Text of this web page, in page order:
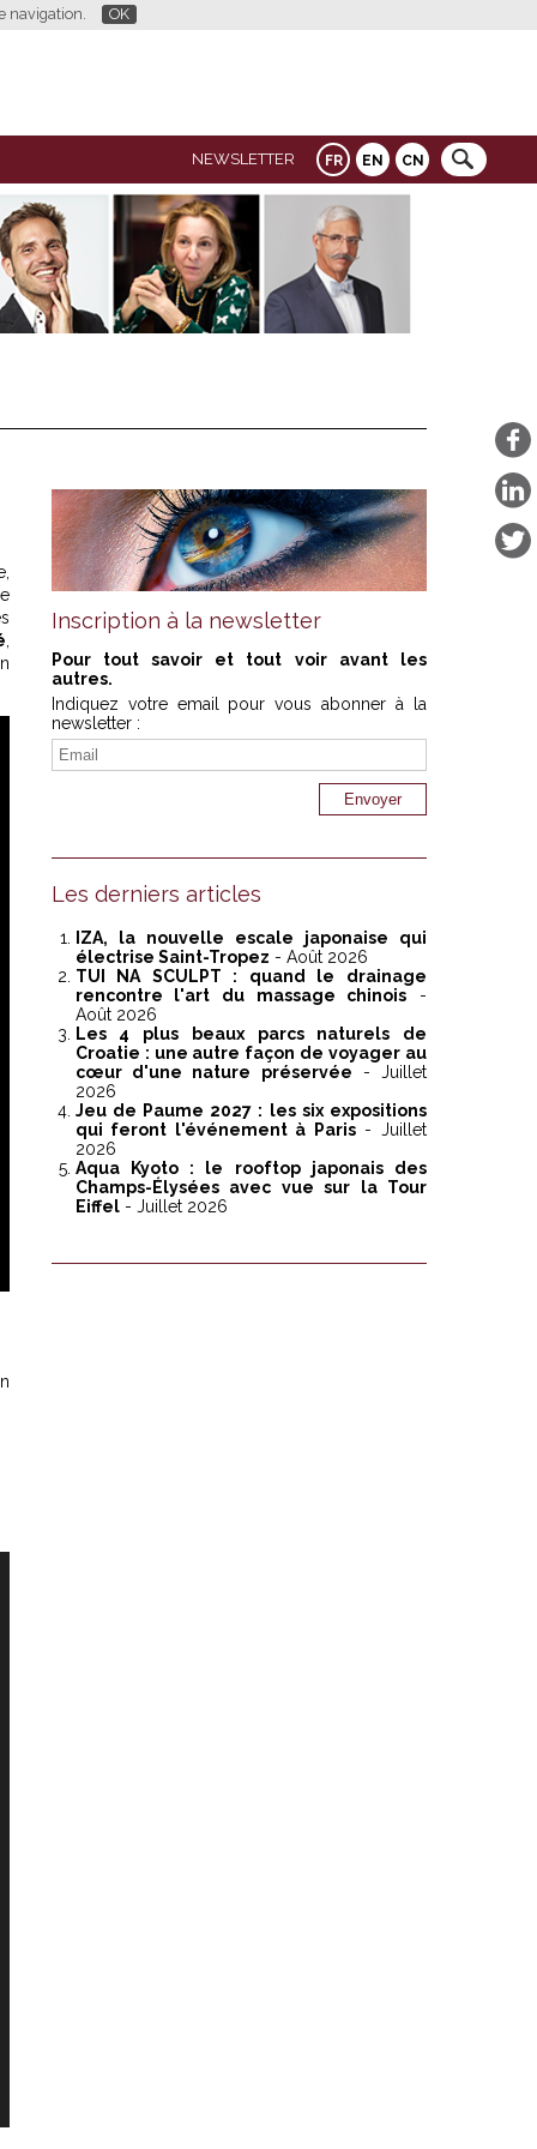
navigation. OK
FR EN CN
NEWSLETTER
Inscription à la newsletter
Pour tout savoir et tout voir avant les
autres.
Indiquez votre email pour vous abonner à la
newsletter :
Les derniers articles
IZA, la nouvelle escale japonaise qui
électrise Saint-Tropez - Août 2026
TUI NA SCULPT : quand le drainage
rencontre l'art du massage chinois -
Août 2026
Les 4 plus beaux parcs naturels de
Croatie : une autre façon de voyager au
cœur d'une nature préservée - Juillet
2026
Jeu de Paume 2027 : les six expositions
qui feront l'événement à Paris- Juillet
2026
Aqua Kyoto : le rooftop japonais des
Champs-Élysées avec vue sur la Tour
Eiffel- Juillet 2026